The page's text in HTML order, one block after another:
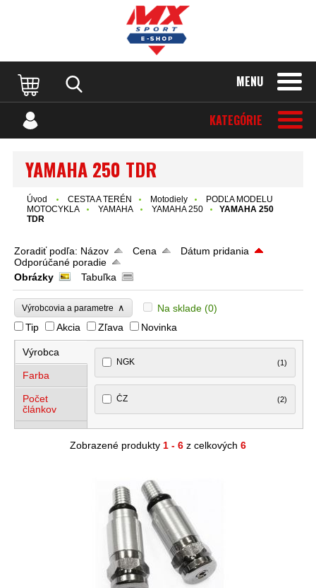
MENU
KATEGÓRIE
YAMAHA 250 TDR
Úvod CESTA A TERÉN Motodiely
PODĽA MODELU
MOTOCYKLA
YAMAHA YAMAHA 250
YAMAHA 250
TDR
Zoradiť podľa: Názov Cena
Dátum pridania
Odporúčané poradie
Obrázky
Tabuľka
Výrobcovia a parametre ∧ Na sklade (0)
Tip
Akcia Zľava Novinka
Výrobca
Farba
Počet
článkov
NGK (1)
ČZ (2)
Zobrazené produkty 1 - 6 z celkových 6